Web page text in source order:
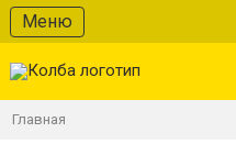
Меню
Главная